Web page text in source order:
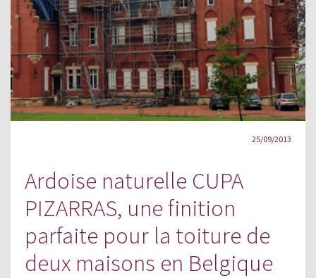
25/09/2013
Ardoise naturelle CUPA
PIZARRAS, une finition
parfaite pour la toiture de
deux maisons en Belgique